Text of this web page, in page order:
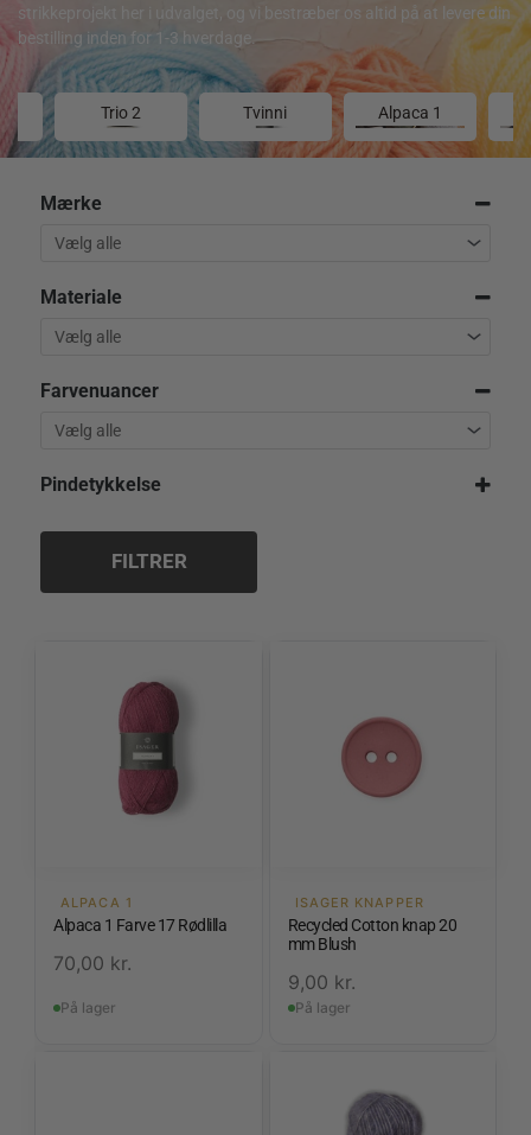
strikkeprojekt her i udvalget, og vi bestræber os altid på at levere din
bestilling inden for 1-3 hverdage.
Trio 2 Tvinni Alpaca 1
Mærke
Materiale
Farvenuancer
Pindetykkelse
3,5 mm
4,0 mm
6,0 mm
FILTRER
ALPACA 1
Alpaca 1 Farve 17 Rødlilla
70,00 kr.
På lager
ISAGER KNAPPER
Recycled Cotton knap 20
mm Blush
9,00 kr.
På lager